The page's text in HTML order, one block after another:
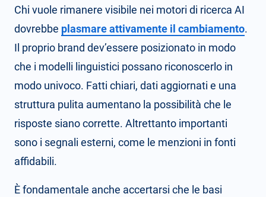
Chi vuole rimanere visibile nei motori di ricerca AI
dovrebbe plasmare attivamente il cambiamento.
Il proprio brand dev’essere posizionato in modo
che i modelli linguistici possano riconoscerlo in
modo univoco. Fatti chiari, dati aggiornati e una
struttura pulita aumentano la possibilità che le
risposte siano corrette. Altrettanto importanti
sono i segnali esterni, come le menzioni in fonti
affidabili.
È fondamentale anche accertarsi che le basi